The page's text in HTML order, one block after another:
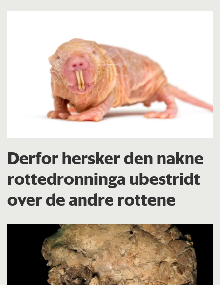
Derfor hersker den nakne
rottedronninga ubestridt
over de andre rottene